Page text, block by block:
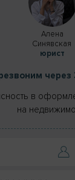
Алена
Синявская
юрист
через
в
на